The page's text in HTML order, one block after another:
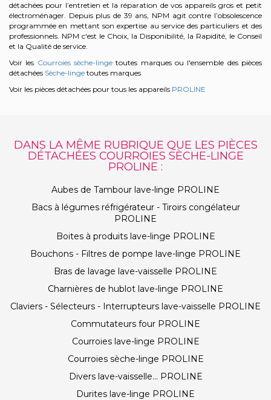
détachées pour l’entretien et la réparation de vos appareils gros et petit
électroménager. Depuis plus de 39 ans, NPM agit contre l’obsolescence
programmée en mettant son expertise au service des particuliers et des
professionnels. NPM c'est le Choix, la Disponibilité, la Rapidité, le Conseil
et la Qualité de service.
Voir les Courroies sèche-linge toutes marques ou l'ensemble des pièces
détachées Sèche-linge toutes marques
Voir les pièces détachées pour tous les appareils PROLINE
DANS LA MÊME RUBRIQUE QUE LES PIÈCES
DÉTACHÉES COURROIES SÈCHE-LINGE
PROLINE :
Aubes de Tambour lave-linge PROLINE
Bacs à légumes réfrigérateur - Tiroirs congélateur
PROLINE
Boites à produits lave-linge PROLINE
Bouchons - Filtres de pompe lave-linge PROLINE
Bras de lavage lave-vaisselle PROLINE
Charnières de hublot lave-linge PROLINE
Claviers - Sélecteurs - Interrupteurs lave-vaisselle PROLINE
Commutateurs four PROLINE
Courroies lave-linge PROLINE
Courroies sèche-linge PROLINE
Divers lave-vaisselle... PROLINE
Durites lave-linge PROLINE